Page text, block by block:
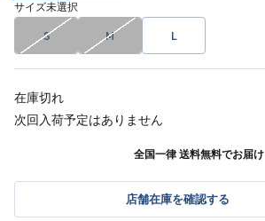
サイズ未選択
S M L
在庫切れ
次回入荷予定はありません
全国一律 送料無料でお届け
店舗在庫を確認する